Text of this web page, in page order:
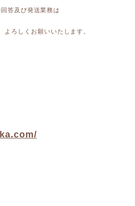
答及び発送業務は
ろしくお願いいたします。